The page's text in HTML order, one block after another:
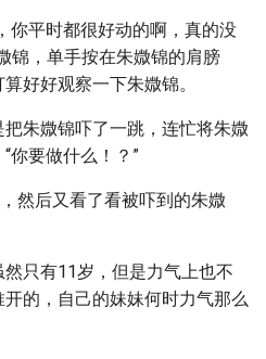
你平时都很好动的啊，真的没
锦，单手按在朱媺锦的肩膀
好好观察一下朱媺锦。
朱媺锦吓了一跳，连忙将朱媺
你要做什么！？”
然后又看了看被吓到的朱媺
只有11岁，但是力气上也不
的，自己的妹妹何时力气那么